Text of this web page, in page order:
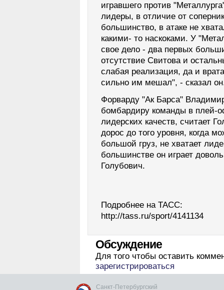
игравшего против
лидеры, в отличие от
большинство, в атаке не
какими- то наскоками. У
свое дело - два первых
отсутствие Свитова и
слабая реализация, да и
сильно им мешал", - сказал
Форварду "Ак Барса"
бомбардиру команды в плей-
лидерских качеств, считает
дорос до того уровня, когда
большой груз, не хватает
большинстве он играет
Голубович.
Подробнее на ТАСС:
http://tass.ru/sport/4141134
Обсуждение
Для того чтобы оставить
зарегистрироваться
Санкт-Петербургский